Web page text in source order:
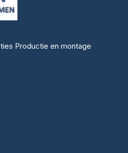
Productie en montage